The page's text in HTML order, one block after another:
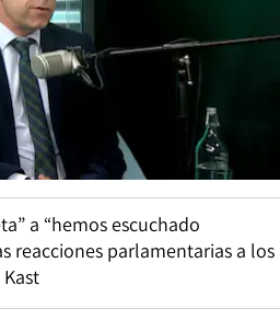
a “hemos escuchado
reacciones parlamentarias a los